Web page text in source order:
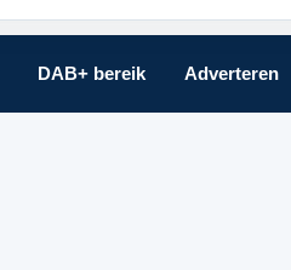
DAB+ bereik Adverteren